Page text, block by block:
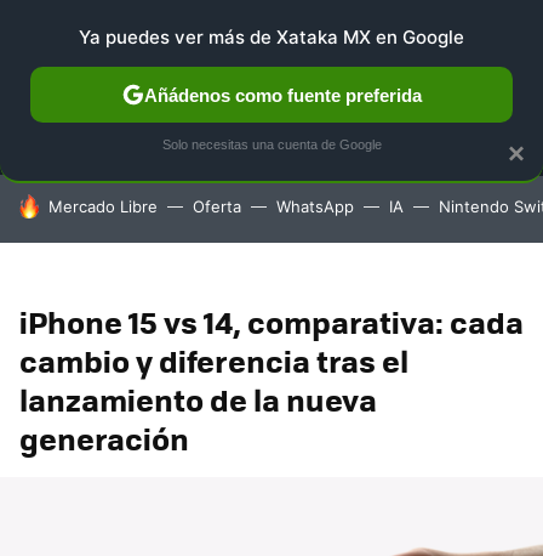
MENÚ NUEVO
GAMING HOME AUTO
HOY SE HABLA DE
Mercado Libre Oferta WhatsApp IA Nintendo
iPhone 15 vs 14, comparativa: cada
cambio y diferencia tras el
lanzamiento de la nueva
generación
×
Ya puedes ver más de Xataka MX en Google
Añádenos como fuente preferida
Solo necesitas una cuenta de Google